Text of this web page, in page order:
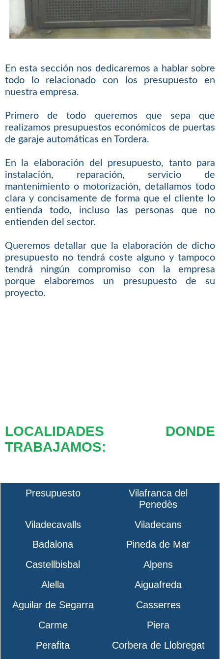
En esta sección nos dedicaremos a hablar sobre
todo lo relacionado con los presupuesto en
nuestra empresa.
Primero de todo queremos que sepa que
realizamos presupuestos económicos de puertas
de garaje automáticas en Tordera.
En la elaboración del presupuesto, tanto para
instalación, reparación, servicio de
mantenimiento o motorización, detallamos todo
clara y concisamente de forma que el cliente lo
entienda todo, incluso las personas que no
entienden del sector.
Queremos detallar que la elaboración de dicho
presupuesto no tendrá coste alguno y tampoco
tendrá ningún compromiso con la empresa
porque elaboremos un presupuesto de su
proyecto.
LOCALIDADES DONDE
TRABAJAMOS:
Presupuesto
Vilafranca del
Penedès
Viladecavalls
Viladecans
Badalona
Pineda de Mar
Castellbisbal
Alpens
Alella
Aiguafreda
Aguilar de Segarra
Casserres
Carme
Piera
Perafita
Corbera de Llobregat